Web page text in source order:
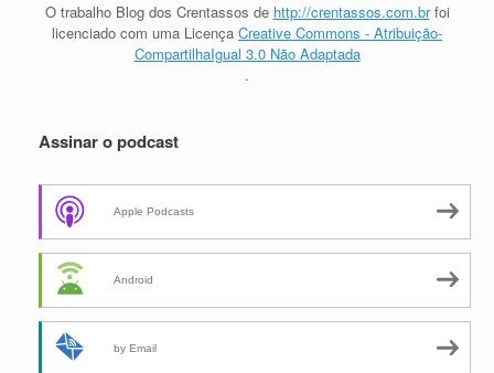
O trabalho Blog dos Crentassos de http://crentassos.com.brfoi
licenciado com uma Licença Creative Commons - Atribuição-
CompartilhaIgual 3.0 Não Adaptada
.
Assinar o podcast
Apple Podcasts
Android
by Email